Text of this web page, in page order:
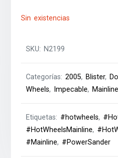
Sin existencias
SKU: N2199
Categorías:2005, Blister,
Wheels, Impecable,
Etiquetas: #hotwheels,
#HotWheelsMainline,
#Mainline, #PowerSander